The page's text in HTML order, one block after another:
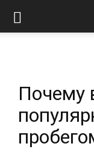
Почему